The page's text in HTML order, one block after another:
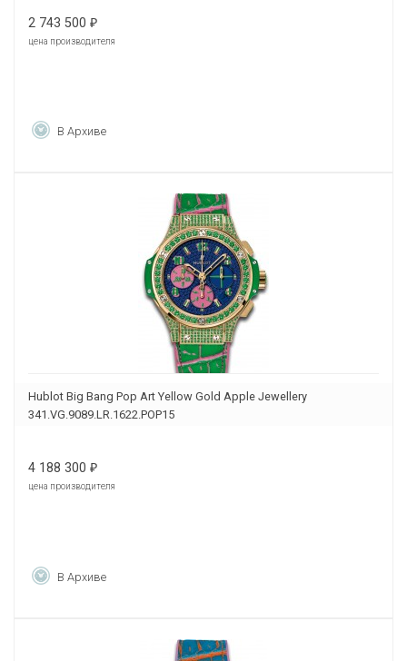
2 743 500 ₽
цена производителя
В Архиве
Hublot Big Bang Pop Art Yellow Gold Apple Jewellery
341.VG.9089.LR.1622.POP15
4 188 300 ₽
цена производителя
В Архиве